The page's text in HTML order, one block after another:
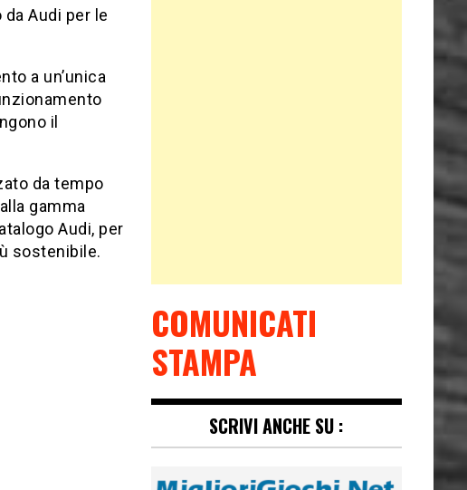
Audi per le
a un’unica
il
da tempo
gamma
Audi, per
sostenibile.
COMUNICATI
STAMPA
SCRIVI ANCHE SU :